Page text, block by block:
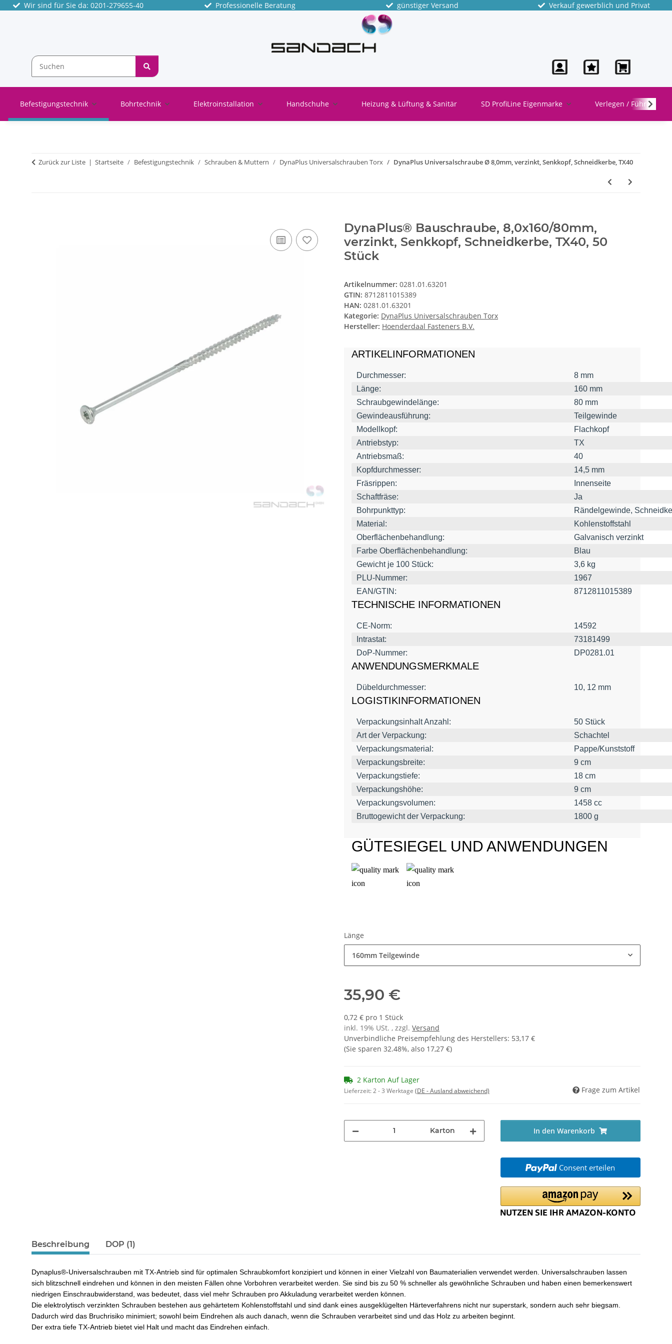
Wir sind für Sie da: 0201-279655-40 Professionelle Beratung günstiger Versand Verkauf gewerblich und Privat
Befestigungstechnik Bohrtechnik Elektroinstallation Handschuhe Heizung & Lüftung & Sanitär SD ProfiLine Eigenmarke Verlegen / Führen
Zurück zur Liste Startseite Befestigungstechnik Schrauben & Muttern DynaPlus Universalschrauben Torx DynaPlus Universalschraube Ø 8,0mm, verzinkt, Senkkopf, Schneidkerbe, TX40
DynaPlus® Bauschraube, 8,0x160/80mm,
verzinkt, Senkkopf, Schneidkerbe, TX40, 50
Stück
Artikelnummer: 0281.01.63201
GTIN: 8712811015389
HAN: 0281.01.63201
Kategorie: DynaPlus Universalschrauben Torx
Hersteller: Hoenderdaal Fasteners B.V.
ARTIKELINFORMATIONEN
Durchmesser:
8 mm
Länge:
160 mm
Schraubgewindelänge:
80 mm
Gewindeausführung:
Teilgewinde
Modellkopf:
Flachkopf
Antriebstyp:
TX
Antriebsmaß:
40
Kopfdurchmesser:
14,5 mm
Fräsrippen:
Innenseite
Schaftfräse:
Ja
Bohrpunkttyp:
Rändelgewinde,
Material:
Kohlenstoffstahl
Oberflächenbehandlung:
Galvanisch verzinkt
Farbe Oberflächenbehandlung:
Blau
Gewicht je 100 Stück:
3,6 kg
PLU-Nummer:
1967
EAN/GTIN:
8712811015389
TECHNISCHE INFORMATIONEN
CE-Norm:
14592
Intrastat:
73181499
DoP-Nummer:
DP0281.01
ANWENDUNGSMERKMALE
Dübeldurchmesser: 10, 12 mm
LOGISTIKINFORMATIONEN
Verpackungsinhalt Anzahl:
50 Stück
Art der Verpackung:
Schachtel
Verpackungsmaterial:
Pappe/Kunststoff
Verpackungsbreite:
9 cm
Verpackungstiefe:
18 cm
Verpackungshöhe:
9 cm
Verpackungsvolumen:
1458 cc
Bruttogewicht der Verpackung:
1800 g
GÜTESIEGEL UND ANWENDUNGEN
Länge
160mm Teilgewinde
35,90 €
0,72 € pro 1 Stück
inkl. 19% USt. , zzgl. Versand
Unverbindliche Preisempfehlung des Herstellers: 53,17 €
(Sie sparen 32.48%, also 17,27 €)
2 Karton Auf Lager
Lieferzeit:2 - 3 Werktage (DE - Ausland abweichend) Frage zum Artikel
Karton In den Warenkorb
Consent erteilen
Beschreibung DOP (1)
Dynaplus®-Universalschrauben mit TX-Antrieb sind für optimalen Schraubkomfort konzipiert und können in einer Vielzahl von Baumaterialien verwendet werden. Universalschrauben lassen
sich blitzschnell eindrehen und können in den meisten Fällen ohne Vorbohren verarbeitet werden. Sie sind bis zu 50 % schneller als gewöhnliche Schrauben und haben einen bemerkenswert
niedrigen Einschraubwiderstand, was bedeutet, dass viel mehr Schrauben pro Akkuladung verarbeitet werden können.
Die elektrolytisch verzinkten Schrauben bestehen aus gehärtetem Kohlenstoffstahl und sind dank eines ausgeklügelten Härteverfahrens nicht nur superstark, sondern auch sehr biegsam.
Dadurch wird das Bruchrisiko minimiert; sowohl beim Eindrehen als auch danach, wenn die Schrauben verarbeitet sind und das Holz zu arbeiten beginnt.
Der extra tiefe TX-Antrieb bietet viel Halt und macht das Eindrehen einfach.